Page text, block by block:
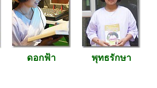
ดอกฟ้า พุทธรักษา